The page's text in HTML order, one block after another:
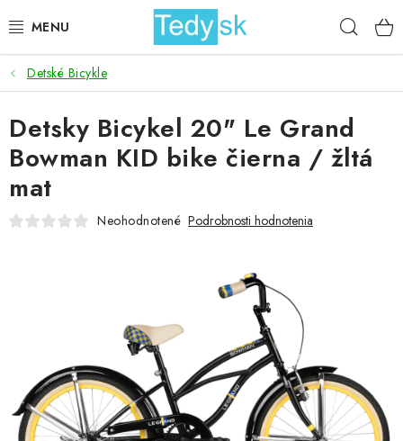
na
BICYKLE
ZÁHRADA
DOMÁCNOSŤ
ŠPORT
GALÉRIA OD ZÁKAZNÍKOV
Detské Bicykle
Detsky Bicykel 20" Le Grand
Bowman KID bike čierna / žltá
mat
Neohodnotené Podrobnosti hodnotenia